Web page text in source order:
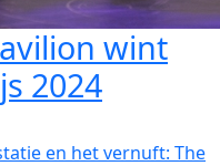
wint
2024
en het vernuft: The